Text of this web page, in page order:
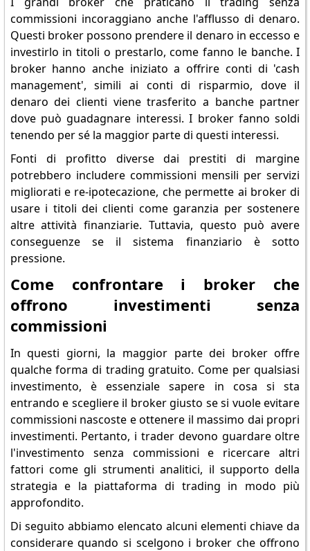
commissioni incoraggiano anche l'afflusso di denaro.
Questi broker possono prendere il denaro in eccesso e
investirlo in titoli o prestarlo, come fanno le banche. I
broker hanno anche iniziato a offrire conti di 'cash
management', simili ai conti di risparmio, dove il
denaro dei clienti viene trasferito a banche partner
dove può guadagnare interessi. I broker fanno soldi
tenendo per sé la maggior parte di questi interessi.
Fonti di profitto diverse dai prestiti di margine
potrebbero includere commissioni mensili per servizi
migliorati e re-ipotecazione, che permette ai broker di
usare i titoli dei clienti come garanzia per sostenere
altre attività finanziarie. Tuttavia, questo può avere
conseguenze se il sistema finanziario è sotto
pressione.
Come confrontare i broker che
offrono investimenti senza
commissioni
In questi giorni, la maggior parte dei broker offre
qualche forma di trading gratuito. Come per qualsiasi
investimento, è essenziale sapere in cosa si sta
entrando e scegliere il broker giusto se si vuole evitare
commissioni nascoste e ottenere il massimo dai propri
investimenti. Pertanto, i trader devono guardare oltre
l'investimento senza commissioni e ricercare altri
fattori come gli strumenti analitici, il supporto della
strategia e la piattaforma di trading in modo più
approfondito.
Di seguito abbiamo elencato alcuni elementi chiave da
considerare quando si scelgono i broker che offrono